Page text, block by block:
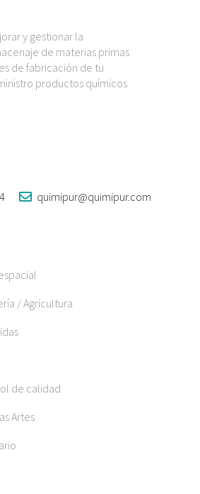
y gestionar la
de materias primas
de fabricación de tu
productos químicos
quimipur@quimipur.com
/ Agricultura
de calidad
Artes